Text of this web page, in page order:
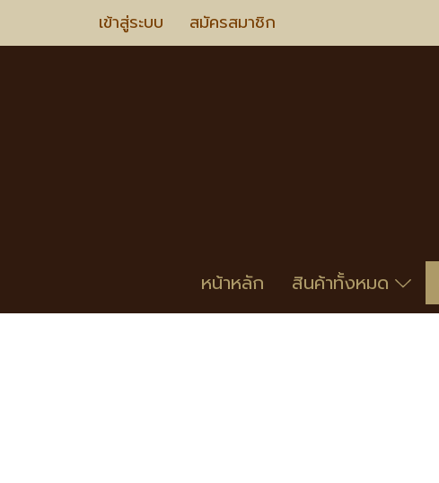
เข้าสู่ระบบ สมัครสมาชิก
หน้าหลัก สินค้าทั้งหมด